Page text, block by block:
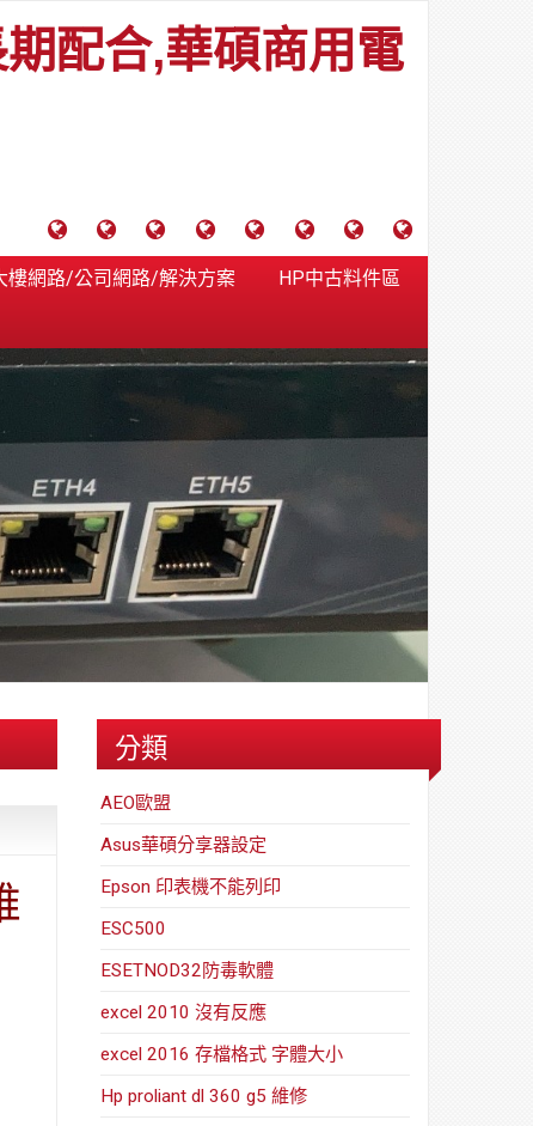
配合,華碩商用電
腦
維
合
約
功
案
分
享
於
力
通
報
系
統
視
器
統
安
報
價
舍
網
大
樓
路/
決
中
古
件
區
團
台
中
落
全
基
會
樓網路/公司網路/解決方案 HP中古料件區
分類
AEO歐盟
Asus華碩分享器設定
Epson 印表機不能列印
ESC500
ESETNOD32防毒軟體
excel 2010 沒有反應
excel 2016 存檔格式 字體大小
Hp proliant dl 360 g5 維修